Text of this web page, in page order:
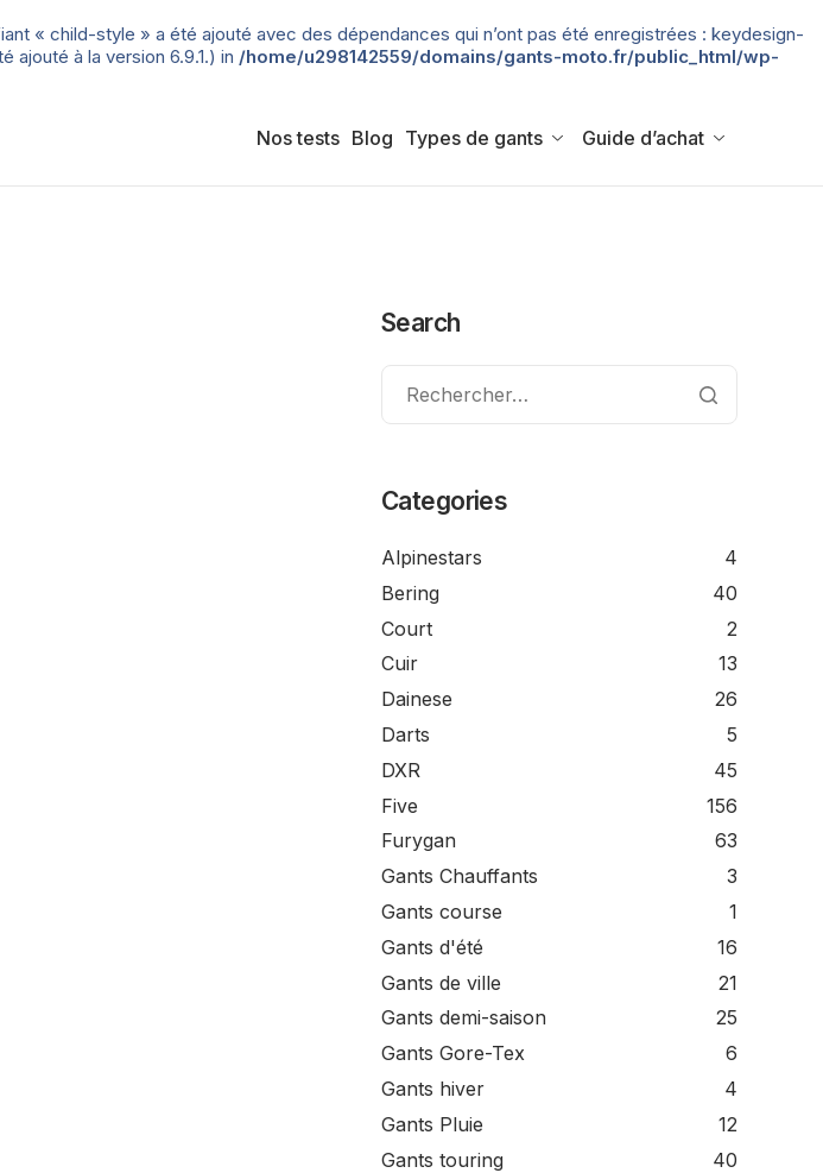
« child-style » a été ajouté avec des dépendances qui n’ont pas été enregistrées : keydesign-
ajouté à la version 6.9.1.) in /home/u298142559/domains/gants-moto.fr/public_html/wp-
Nos tests Blog Types de gants Guide d’achat
Search
Categories
Alpinestars
4
Bering
40
Court
2
Cuir
13
Dainese
26
Darts
5
DXR
45
Five
156
Furygan
63
Gants Chauffants
3
Gants course
1
Gants d'été
16
Gants de ville
21
Gants demi-saison
25
Gants Gore-Tex
6
Gants hiver
4
Gants Pluie
12
Gants touring
40